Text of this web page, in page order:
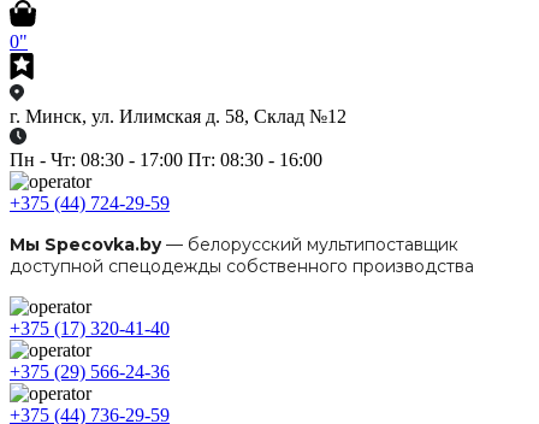
0"
г. Минск, ул. Илимская д. 58, Склад №12
Пн - Чт: 08:30 - 17:00 Пт: 08:30 - 16:00
+375 (44) 724-29-59
Мы Specovka.by — белорусский мультипоставщик
доступной спецодежды собственного производства
+375 (17) 320-41-40
+375 (29) 566-24-36
+375 (44) 736-29-59